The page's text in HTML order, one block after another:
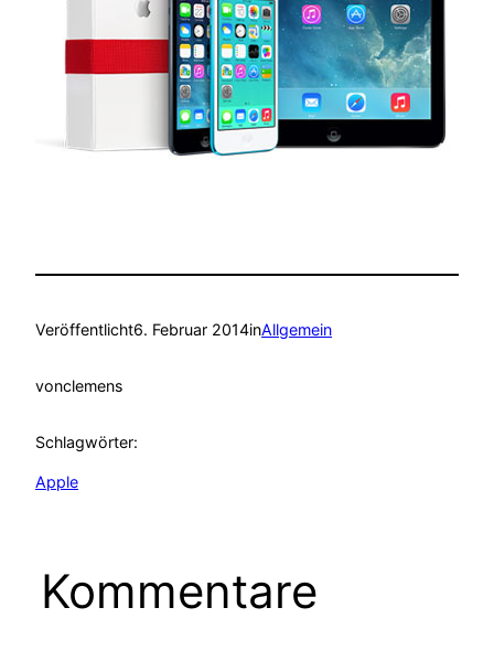
Veröffentlicht6. Februar 2014inAllgemein
vonclemens
Schlagwörter:
Apple
Kommentare